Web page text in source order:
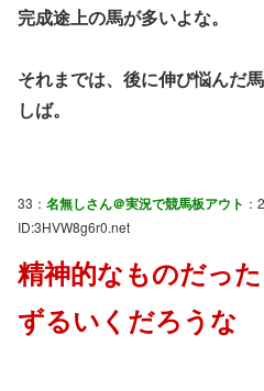
完成途上の馬が多いよな。
それまでは、後に伸び悩んだ
しば。
33： 名無しさん＠実況で競馬板アウト
ID:3HVW8g6r0.net
精神的なものだっ
ずるいくだろうな